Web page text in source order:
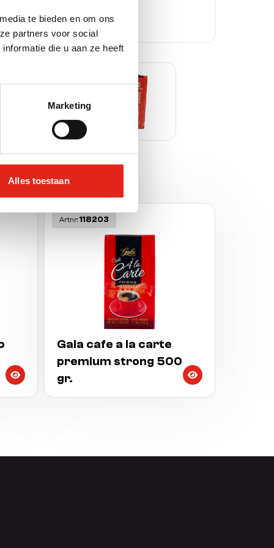
te bieden en om ons
partners voor social
die u aan ze heeft
Marketing
Alles toestaan
Artnr: 118203
Gala cafe a la carte
premium strong 500
gr.